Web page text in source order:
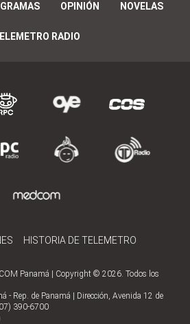
OPINIÓN NOVELAS
RADIO
HISTORIA DE TELEMETRO
Panamá | Copyright © 2026. Todos los
- Rep. de Panamá | Dirección, Avenida 12 de
390-6700